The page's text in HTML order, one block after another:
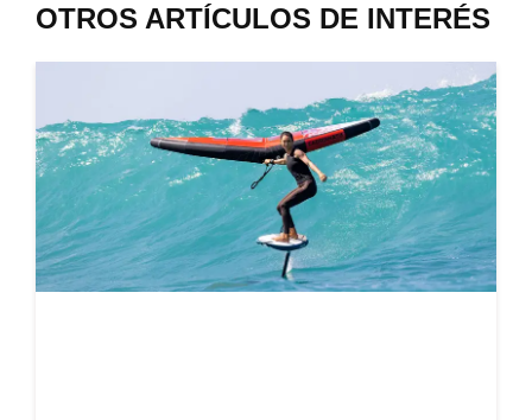
OTROS ARTÍCULOS DE INTERÉS